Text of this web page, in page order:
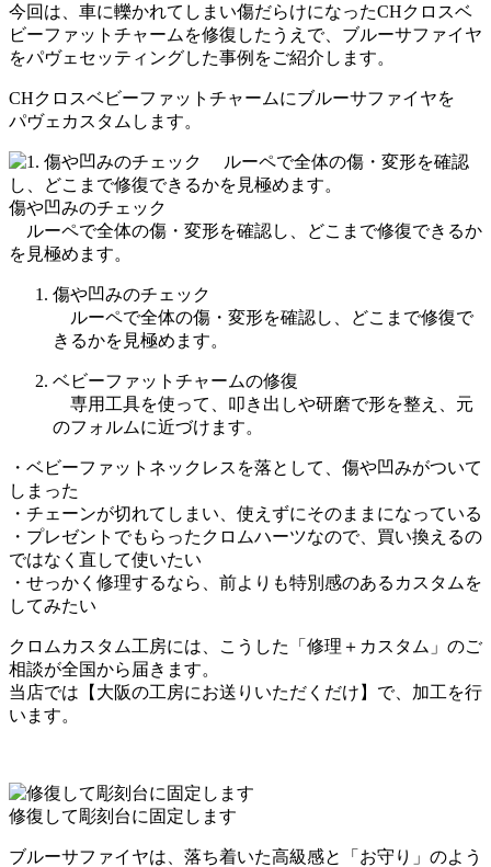
今回は、車に轢かれてしまい傷だらけになったCHクロスベ
ビーファットチャームを修復したうえで、ブルーサファイヤ
をパヴェセッティングした事例をご紹介します。
CHクロスベビーファットチャームにブルーサファイヤを
パヴェカスタムします。
傷や凹みのチェック
ルーペで全体の傷・変形を確認し、どこまで修復できるか
を見極めます。
傷や凹みのチェック
ルーペで全体の傷・変形を確認し、どこまで修復で
きるかを見極めます。
ベビーファットチャームの修復
専用工具を使って、叩き出しや研磨で形を整え、元
のフォルムに近づけます。
・ベビーファットネックレスを落として、傷や凹みがついて
しまった
・チェーンが切れてしまい、使えずにそのままになっている
・プレゼントでもらったクロムハーツなので、買い換えるの
ではなく直して使いたい
・せっかく修理するなら、前よりも特別感のあるカスタムを
してみたい
クロムカスタム工房には、こうした「修理＋カスタム」のご
相談が全国から届きます。
当店では【大阪の工房にお送りいただくだけ】で、加工を行
います。
修復して彫刻台に固定します
ブルーサファイヤは、落ち着いた高級感と「お守り」のよう